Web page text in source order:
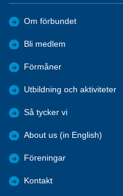
Om förbundet
Bli medlem
Förmåner
Utbildning och aktiviteter
Så tycker vi
About us (in English)
Föreningar
Kontakt